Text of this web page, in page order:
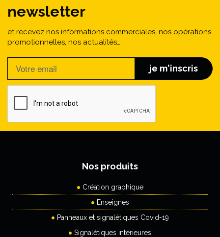
newsletter
et recevez nos informations commerciales, nos opérations
promotionnelles, nos actualités…
je m'inscris
Nos produits
Création graphique
Enseignes
Panneaux et signalétiques Covid-19
Signalétiques intérieures